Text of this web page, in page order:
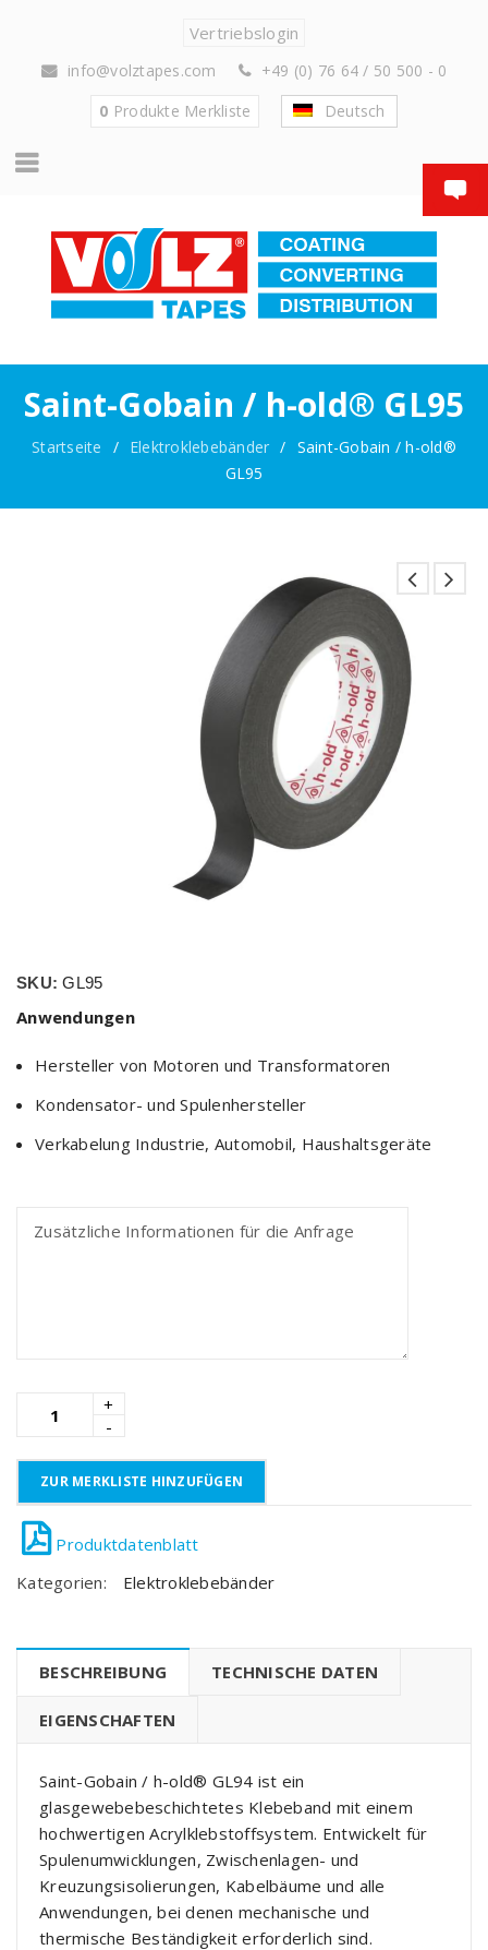
Vertriebslogin
info@volztapes.com
+49 (0) 76 64 / 50 500 - 0
0 Produkte Merkliste Deutsch
Saint-Gobain / h-old® GL95
Startseite / Elektroklebebänder / Saint-Gobain / h-old®
GL95
SKU:GL95
Anwendungen
Hersteller von Motoren und Transformatoren
Kondensator- und Spulenhersteller
Verkabelung Industrie, Automobil, Haushaltsgeräte
ZUR MERKLISTE HINZUFÜGEN
Kategorien: Elektroklebebänder
BESCHREIBUNG TECHNISCHE DATEN
EIGENSCHAFTEN
Saint-Gobain / h-old® GL94 ist ein
glasgewebebeschichtetes Klebeband mit einem
hochwertigen Acrylklebstoffsystem. Entwickelt für
Spulenumwicklungen, Zwischenlagen- und
Kreuzungsisolierungen, Kabelbäume und alle
Anwendungen, bei denen mechanische und
thermische Beständigkeit erforderlich sind.